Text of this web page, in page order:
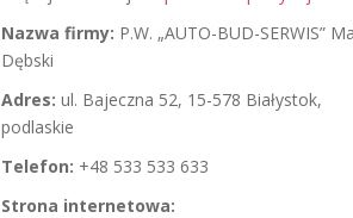
Nazwa firmy: P.W. „AUTO-BUD-SERWIS”
Dębski
Adres: ul. Bajeczna 52, 15-578 Białystok,
podlaskie
Telefon: +48 533 533 633
Strona internetowa: